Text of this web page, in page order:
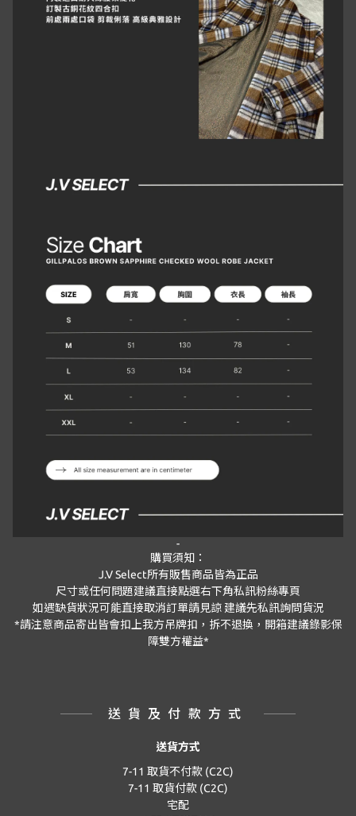
-
購買須知：
J.V Select所有販售商品皆為正品
尺寸或任何問題建議直接點選右下角私訊粉絲專頁
如遇缺貨狀況可能直接取消訂單請見諒 建議先私訊詢問貨況
*請注意商品寄出皆會扣上我方吊牌扣，拆不退換，開箱建議錄影保
障雙方權益*
送貨及付款方式
送貨方式
7-11 取貨不付款 (C2C)
7-11 取貨付款 (C2C)
宅配